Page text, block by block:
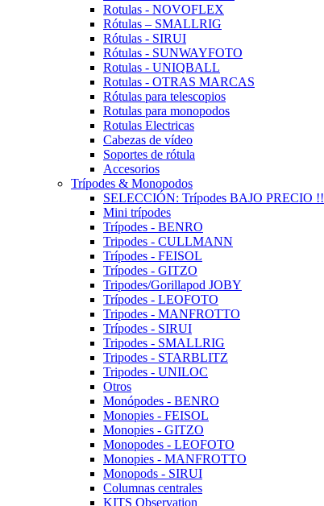
Rotulas - NOVOFLEX
Rótulas – SMALLRIG
Rótulas - SIRUI
Rótulas - SUNWAYFOTO
Rotulas - UNIQBALL
Rotulas - OTRAS MARCAS
Rótulas para telescopios
Rotulas para monopodos
Rotulas Electricas
Cabezas de vídeo
Soportes de rótula
Accesorios
Trípodes & Monopodos
SELECCIÓN: Trípodes BAJO PRECIO !!
Mini trípodes
Trípodes - BENRO
Tripodes - CULLMANN
Trípodes - FEISOL
Trípodes - GITZO
Tripodes/Gorillapod JOBY
Trípodes - LEOFOTO
Tripodes - MANFROTTO
Trípodes - SIRUI
Tripodes - SMALLRIG
Tripodes - STARBLITZ
Tripodes - UNILOC
Otros
Monópodes - BENRO
Monopies - FEISOL
Monopies - GITZO
Monopodes - LEOFOTO
Monopies - MANFROTTO
Monopods - SIRUI
Columnas centrales
KITS Observation